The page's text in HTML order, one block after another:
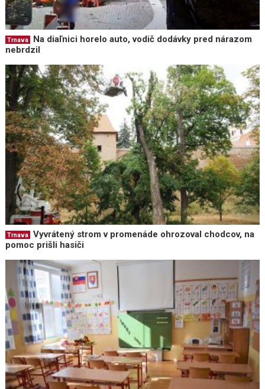
Trnava
Na diaľnici horelo auto, vodič dodávky pred nárazom
nebrdzil
Trnava
Vyvrátený strom v promenáde ohrozoval chodcov, na
pomoc prišli hasiči